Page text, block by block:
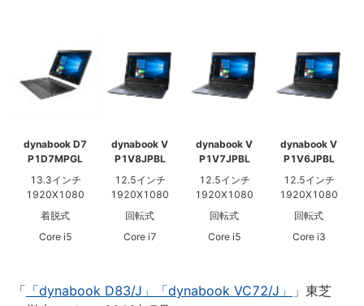
dynabook D7
P1D7MPGL
13.3インチ
1920X1080
着脱式
Core i5
dynabook V
P1V8JPBL
12.5インチ
1920X1080
回転式
Core i7
dynabook V
P1V7JPBL
12.5インチ
1920X1080
回転式
Core i5
dynabook V
P1V6JPBL
12.5インチ
1920X1080
回転式
Core i3
「 「dynabook D83/J」「dynabook VC72/J」
」東芝